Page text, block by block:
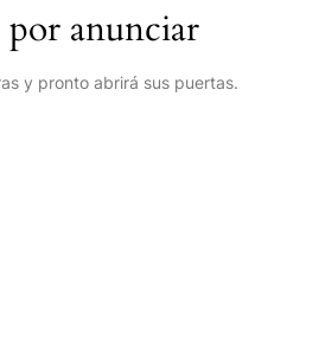
por anunciar
y pronto abrirá sus puertas.